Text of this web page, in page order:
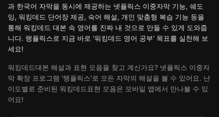
과 한국어 자막을 동시에 제공하는 넷플릭스 이중자막 기능, 쉐도
잉, 워킹데드 단어장 제공, 숙어 해설, 개인 맞춤형 복습 기능 등을
통해 워킹데드 대본 속 영어를 진짜 내 것으로 만들 수 있게 도와줍
니다. 랭플릭스로 지금 바로 '워킹데드 영어 공부' 목표를 실천해 보
세요!
워킹데드대본 해설과 표현 모음을 찾고 계신가요? 넷플릭스 이중자
막 확장 프로그램 '랭플릭스'로 모든 자막의 해설을 볼 수 있어요. 난
이도별로 준비된 워킹데드표현 모음은 모바일 앱에서 만나볼 수 있
어요!